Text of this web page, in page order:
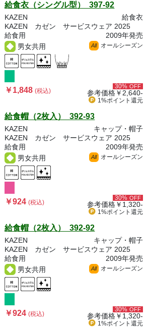
給食衣（シングル型） 397-92
KAZEN
給食衣
KAZEN カゼン サービスウェア 2025
給食用
2009年発売
男女共用
All オールシーズン
￥1,848(税込)
30% OFF
参考価格￥2,640-
1%ポイント 還元
給食帽（2枚入） 392-93
KAZEN
キャップ・帽子
KAZEN カゼン サービスウェア 2025
給食用
2009年発売
男女共用
All オールシーズン
￥924(税込)
30% OFF
参考価格￥1,320-
1%ポイント 還元
給食帽（2枚入） 392-92
KAZEN
キャップ・帽子
KAZEN カゼン サービスウェア 2025
給食用
2009年発売
男女共用
All オールシーズン
￥924(税込)
30% OFF
参考価格￥1,320-
1%ポイント 還元